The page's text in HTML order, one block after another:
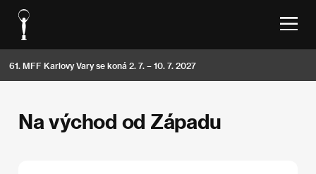
61. MFF Karlovy Vary se koná 2. 7. – 10. 7. 2027
Na východ od Západu